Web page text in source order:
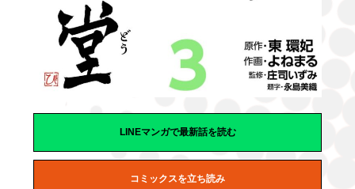
LINEマンガで最新話を読む
コミックスを立ち読み